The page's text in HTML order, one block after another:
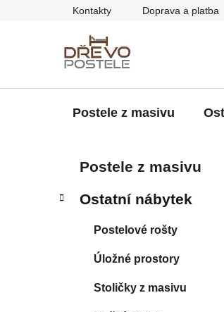
Kontakty Doprava a platba
Postele z masivu
s
kategorie
e
Postele z masivu
Ostatní nábytek
Postelové rošty
Úložné prostory
Stoličky z masivu